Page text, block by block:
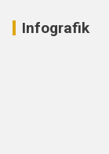
Infografik